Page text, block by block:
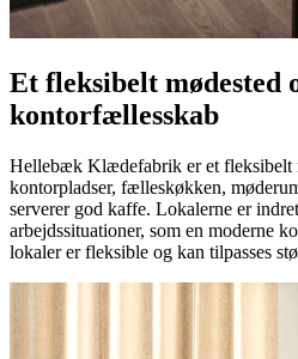
Et fleksibelt mødested
kontorfællesskab
Hellebæk Klædefabrik er et fleksibelt
kontorpladser, fælleskøkken,
serverer god kaffe. Lokalerne er
arbejdssituationer, som en moderne
lokaler er fleksible og kan tilpasses